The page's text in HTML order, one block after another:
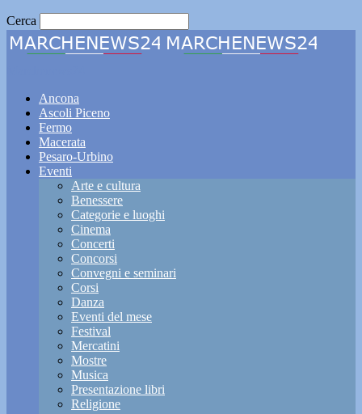
Cerca
Ancona
Ascoli Piceno
Fermo
Macerata
Pesaro-Urbino
Eventi
Arte e cultura
Benessere
Categorie e luoghi
Cinema
Concerti
Concorsi
Convegni e seminari
Corsi
Danza
Eventi del mese
Festival
Mercatini
Mostre
Musica
Presentazione libri
Religione